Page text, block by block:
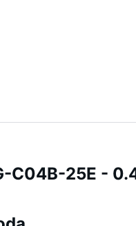
C04B-25E -